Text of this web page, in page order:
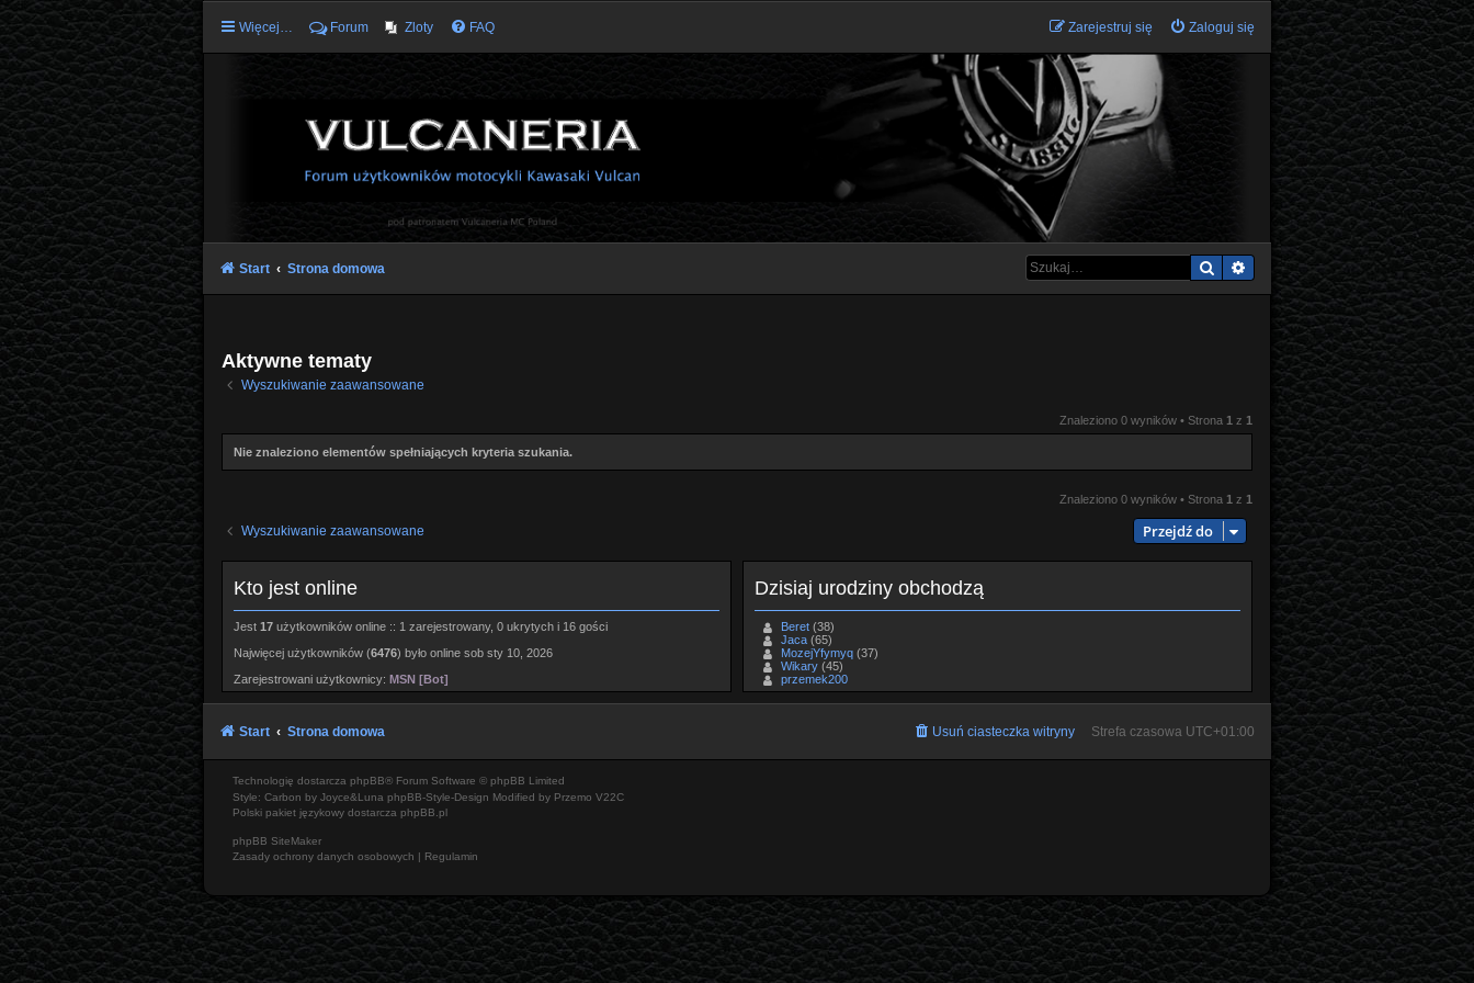
Więcej… Forum Zloty FAQ Zaloguj się
Zarejestruj się
Szukaj Wyszukiwanie zaawansowane
Start Strona domowa
Aktywne tematy
Wyszukiwanie zaawansowane
Znaleziono 0 wyników • Strona 1 z 1
Nie znaleziono elementów spełniających kryteria szukania.
Znaleziono 0 wyników • Strona 1 z 1
Wyszukiwanie zaawansowane Przejdź do
Kto jest online
Jest 17użytkowników online :: 1 zarejestrowany, 0 ukrytych i 16 gości
Najwięcej użytkowników (6476) było online sob sty 10, 2026
Zarejestrowani użytkownicy: MSN [Bot]
Dzisiaj urodziny obchodzą
Beret(38)
Jaca(65)
MozejYfymyq(37)
Wikary(45)
przemek200
Start Strona domowa Strefa czasowa UTC+01:00
Usuń ciasteczka witryny
Technologię dostarcza phpBB® Forum Software © phpBB Limited
Style: Carbon by Joyce&Luna phpBB-Style-Design Modified by Przemo V22C
Polski pakiet językowy dostarcza phpBB.pl
phpBB SiteMaker
Zasady ochrony danych osobowych
Regulamin